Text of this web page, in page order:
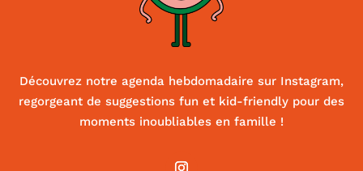
Découvrez notre agenda hebdomadaire sur Instagram,
regorgeant de suggestions fun et kid-friendly pour des
moments inoubliables en famille !